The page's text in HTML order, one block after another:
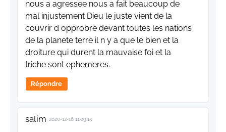
nous a agressee nous a fait beaucoup de
mal injustement Dieu le juste vient de la
couvrir d opprobre devant toutes les nations
de la planete terre il n y a que le bien et la
droiture qui durent la mauvaise foi et la
triche sont ephemeres.
Répondre
salim 2020-12-16 11:09:15